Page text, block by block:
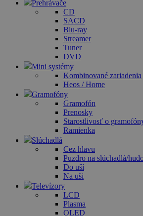
Prehrávače
CD
SACD
Blu-ray
Streamer
Tuner
DVD
Mini systémy
Kombinované zariadenia
Heos / Home
Gramofóny
Gramofón
Prenosky
Starostlivosť o
Ramienka
Slúchadlá
Cez hlavu
Puzdro na slúchadlá/
Do uší
Na uši
Televízory
LCD
Plasma
OLED